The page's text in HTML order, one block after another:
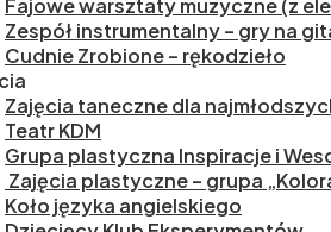
Fajowe warsztaty muzyczne (z
Zespół instrumentalny – gry na
Cudnie Zrobione – rękodzieło
Zajęcia taneczne dla
Teatr KDM
Grupa plastyczna Inspiracje i
Zajęcia plastyczne – grupa
Koło języka angielskiego